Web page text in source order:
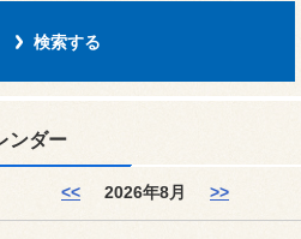
ンダー
<< 2026年8月 >>